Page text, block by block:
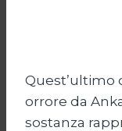
Quest’ultimo
orrore da
sostanza